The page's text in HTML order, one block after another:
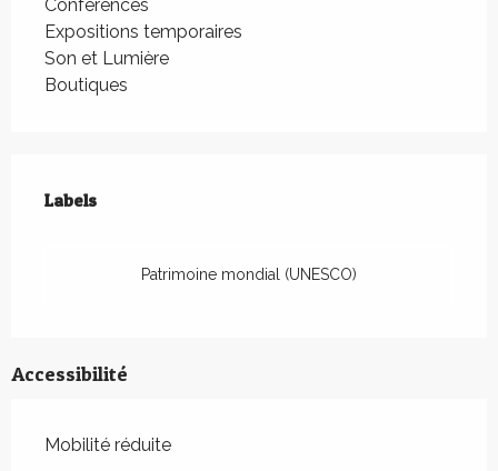
Conférences
Expositions temporaires
Son et Lumière
Boutiques
Labels
Labels
Patrimoine mondial (UNESCO)
Accessibilité
Mobilité réduite